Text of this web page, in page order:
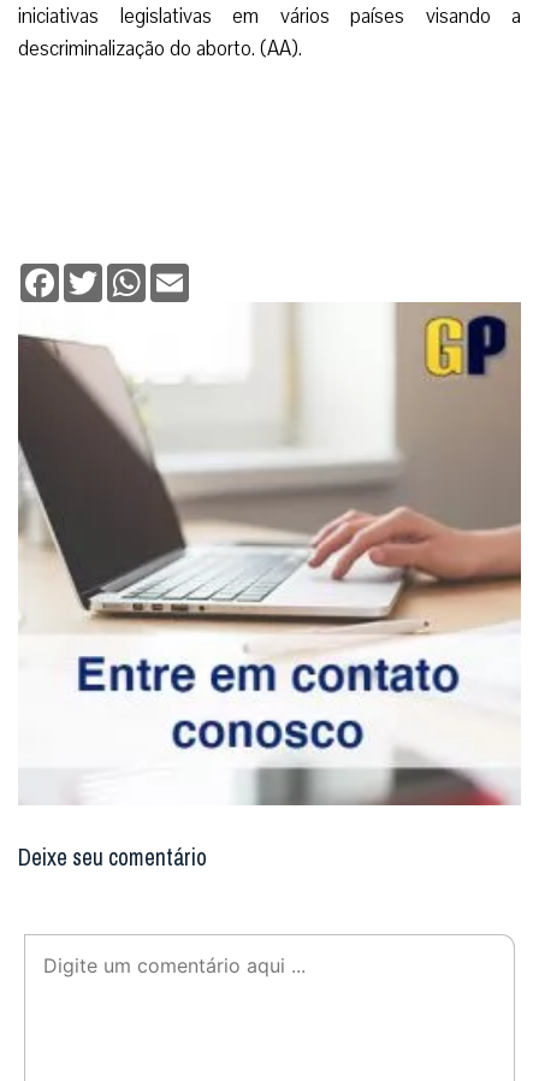
iniciativas legislativas em vários países visando a
descriminalização do aborto. (AA).
Facebook
TwitterWhatsApp
Deixe seu comentário